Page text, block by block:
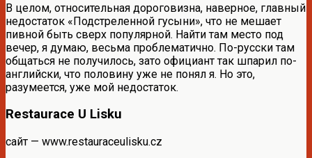
В целом, относительная дороговизна, наверное, главный
недостаток «Подстреленной гусыни», что не мешает
пивной быть сверх популярной. Найти там место под
вечер, я думаю, весьма проблематично. По-русски там
общаться не получилось, зато официант так шпарил по-
английски, что половину уже не понял я. Но это,
разумеется, уже мой недостаток.
Restaurace U Lisku
сайт — www.restauraceulisku.cz